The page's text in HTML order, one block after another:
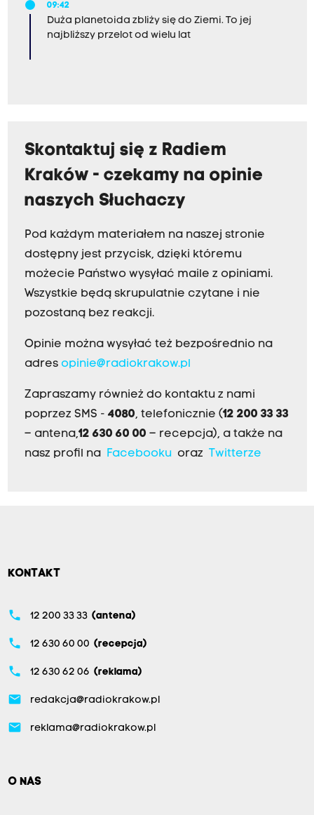
09:42
Duża planetoida zbliży się do Ziemi. To jej
najbliższy przelot od wielu lat
Skontaktuj się z Radiem
Kraków - czekamy na opinie
naszych Słuchaczy
Pod każdym materiałem na naszej stronie
dostępny jest przycisk, dzięki któremu
możecie Państwo wysyłać maile z opiniami.
Wszystkie będą skrupulatnie czytane i nie
pozostaną bez reakcji.
Opinie można wysyłać też bezpośrednio na
adres opinie@radiokrakow.pl
Zapraszamy również do kontaktu z nami
poprzez SMS - 4080, telefonicznie (12 200 33 33
– antena,12 630 60 00 – recepcja), a także na
nasz profil na
Facebookuoraz Twitterze
KONTAKT
phone 12 200 33 33 (antena)
phone 12 630 60 00 (recepcja)
phone 12 630 62 06 (reklama)
email redakcja@radiokrakow.pl
email reklama@radiokrakow.pl
O NAS